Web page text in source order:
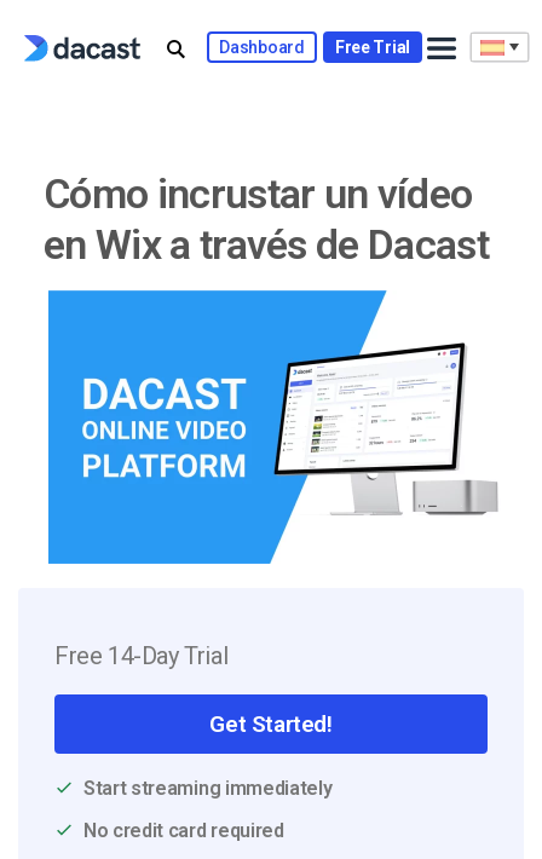
Dashboard Free Trial
Cómo incrustar un vídeo
en Wix a través de Dacast
Free 14-Day Trial
Get Started!
Start streaming immediately
No credit card required